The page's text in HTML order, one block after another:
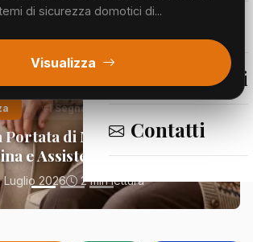
Segnalazioni
Contatti
di sicurezza domotici di...
Visualizza
Segnalazioni
Portata di Mano:
e Assistenza Domiciliare
2026 2 min lettura